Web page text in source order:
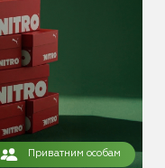
Приватним особам